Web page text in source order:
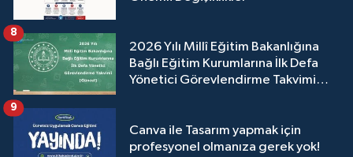
2026 Yılı Millî Eğitim Bakanlığına
Bağlı Eğitim Kurumlarına İlk Defa
Yönetici Görevlendirme Takvimi
8
Canva ile Tasarım yapmak için
profesyonel olmanıza gerek yok!
9